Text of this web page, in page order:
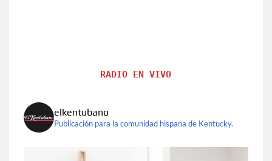
RADIO EN VIVO
elkentubano
Publicación para la comunidad hispana de Kentucky.